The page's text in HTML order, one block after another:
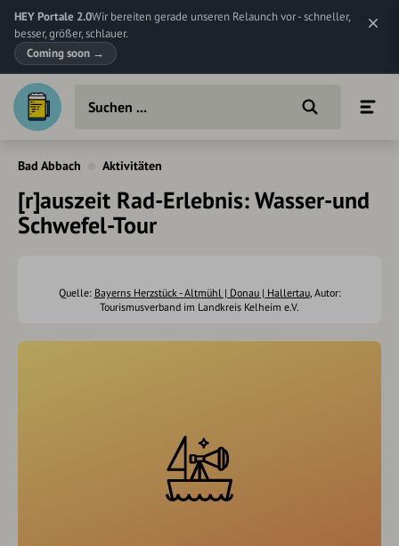
HEY Portale 2.0Wir bereiten gerade unseren Relaunch vor - schneller,
besser, größer, schlauer.
Coming soon →
Bad Abbach Aktivitäten
[r]auszeit Rad-Erlebnis: Wasser-und
Schwefel-Tour
Quelle: Bayerns Herzstück - Altmühl | Donau | Hallertau, Autor:
Tourismusverband im Landkreis Kelheim e.V.